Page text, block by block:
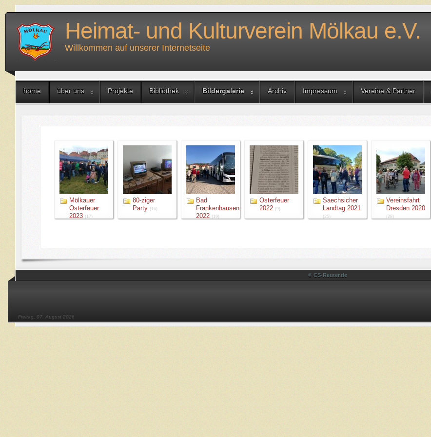
Heimat- und Kulturverein Mölkau e.V.
Willkommen auf unserer Internetseite
home über uns Projekte Bibliothek Bildergalerie Archiv Impressum Vereine & Partner
Mölkauer
Osterfeuer
2023 (17)
80-ziger
Party (16)
Bad
Frankenhausen
2022 (19)
Osterfeuer
2022 (9)
Saechsicher
Landtag 2021
(25)
Vereinsfahrt
Dresden 2020
(28)
© CS-Reuter.de
Freitag, 07. August 2026